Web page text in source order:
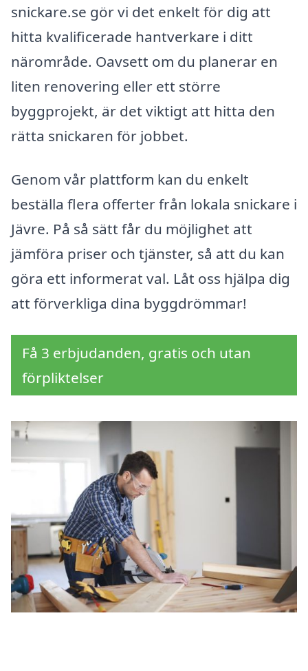
snickare.se gör vi det enkelt för dig att
hitta kvalificerade hantverkare i ditt
närområde. Oavsett om du planerar en
liten renovering eller ett större
byggprojekt, är det viktigt att hitta den
rätta snickaren för jobbet.
Genom vår plattform kan du enkelt
beställa flera offerter från lokala snickare i
Jävre. På så sätt får du möjlighet att
jämföra priser och tjänster, så att du kan
göra ett informerat val. Låt oss hjälpa dig
att förverkliga dina byggdrömmar!
Få 3 erbjudanden, gratis och utan
förpliktelser